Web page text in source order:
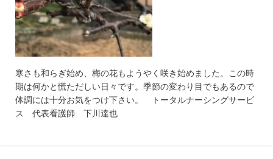
寒さも和らぎ始め、梅の花もようやく咲き始めました。この時
期は何かと慌ただしい日々です。季節の変わり目でもあるので
体調には十分お気をつけ下さい。 トータルナーシングサービ
ス 代表看護師 下川達也